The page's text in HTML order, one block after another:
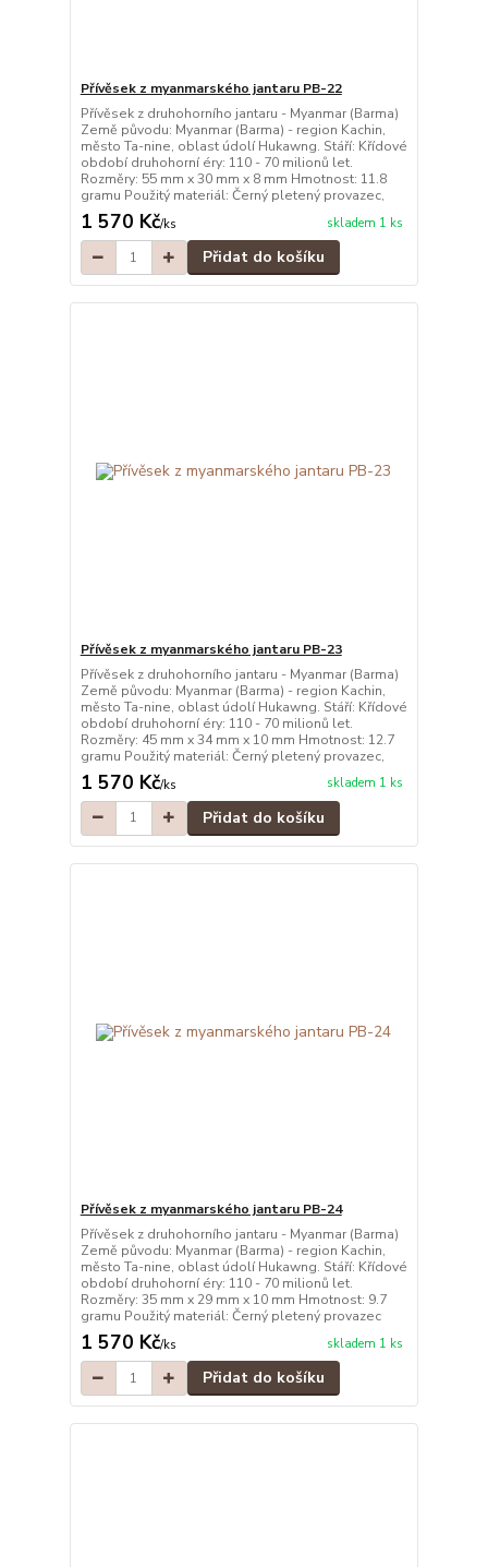
Přívěsek z myanmarského jantaru PB-22
Přívěsek z druhohorního jantaru - Myanmar (Barma)
Země původu: Myanmar (Barma) - region Kachin,
město Ta-nine, oblast údolí Hukawng. Stáří: Křídové
období druhohorní éry: 110 - 70 milionů let.
Rozměry: 55 mm x 30 mm x 8 mm Hmotnost: 11.8
gramu Použitý materiál: Černý pletený provazec,
1 570 Kč/ks skladem 1 ks
Přidat do košíku
Přívěsek z myanmarského jantaru PB-23
Přívěsek z druhohorního jantaru - Myanmar (Barma)
Země původu: Myanmar (Barma) - region Kachin,
město Ta-nine, oblast údolí Hukawng. Stáří: Křídové
období druhohorní éry: 110 - 70 milionů let.
Rozměry: 45 mm x 34 mm x 10 mm Hmotnost: 12.7
gramu Použitý materiál: Černý pletený provazec,
1 570 Kč/ks skladem 1 ks
Přidat do košíku
Přívěsek z myanmarského jantaru PB-24
Přívěsek z druhohorního jantaru - Myanmar (Barma)
Země původu: Myanmar (Barma) - region Kachin,
město Ta-nine, oblast údolí Hukawng. Stáří: Křídové
období druhohorní éry: 110 - 70 milionů let.
Rozměry: 35 mm x 29 mm x 10 mm Hmotnost: 9.7
gramu Použitý materiál: Černý pletený provazec
1 570 Kč/ks skladem 1 ks
Přidat do košíku